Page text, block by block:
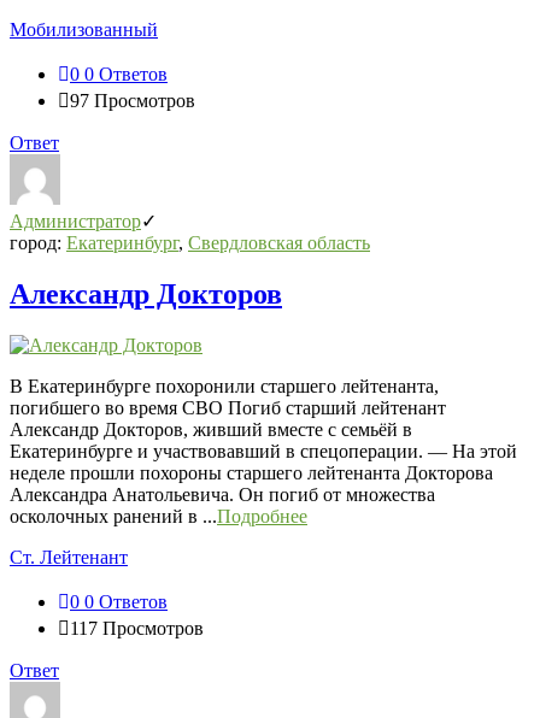
Мобилизованный
0 0 Ответов
97 Просмотров
Ответ
Администратор
город: Екатеринбург, Свердловская область
Александр Докторов
В Екатеринбурге похоронили старшего лейтенанта,
погибшего во время СВО Погиб старший лейтенант
Александр Докторов, живший вместе с семьёй в
Екатеринбурге и участвовавший в спецоперации. — На этой
неделе прошли похороны старшего лейтенанта Докторова
Александра Анатольевича. Он погиб от множества
осколочных ранений в ...Подробнее
Ст. Лейтенант
0 0 Ответов
117 Просмотров
Ответ